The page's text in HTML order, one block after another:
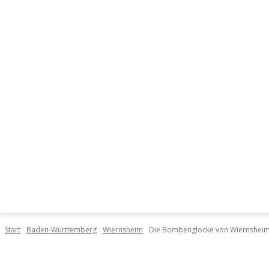
Start Baden-Württemberg Wiernsheim Die Bombenglocke von Wiernsheim